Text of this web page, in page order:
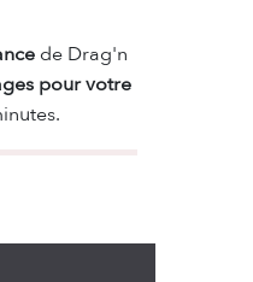
de Drag'n
pour votre